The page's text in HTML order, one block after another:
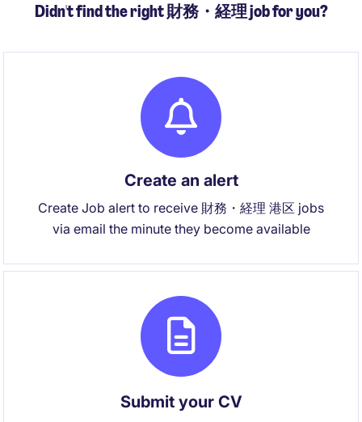
Didn't find the right 財務・経理 job for you?
Create an alert
Create Job alert to receive 財務・経理 港区 jobs
via email the minute they become available
Submit your CV